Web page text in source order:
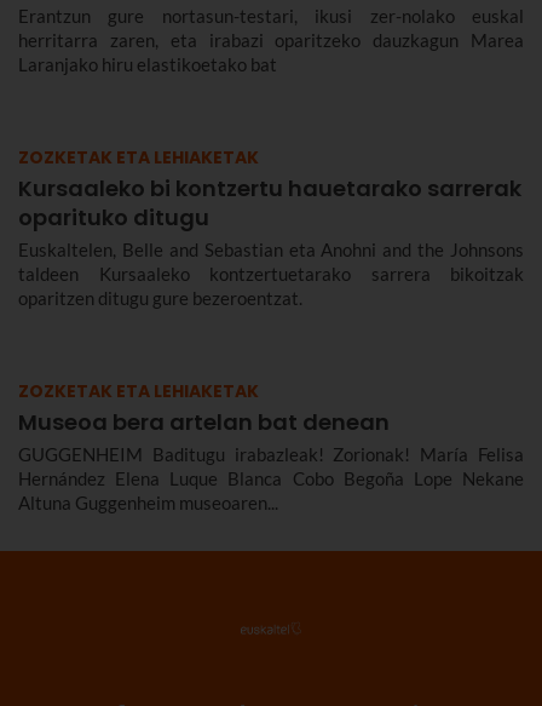
Erantzun gure nortasun-testari, ikusi zer-nolako euskal
herritarra zaren, eta irabazi oparitzeko dauzkagun Marea
Laranjako hiru elastikoetako bat
ZOZKETAK ETA LEHIAKETAK
Kursaaleko bi kontzertu hauetarako sarrerak
oparituko ditugu
Euskaltelen, Belle and Sebastian eta Anohni and the Johnsons
taldeen Kursaaleko kontzertuetarako sarrera bikoitzak
oparitzen ditugu gure bezeroentzat.
ZOZKETAK ETA LEHIAKETAK
Museoa bera artelan bat denean
GUGGENHEIM Baditugu irabazleak! Zorionak! María Felisa
Hernández Elena Luque Blanca Cobo Begoña Lope Nekane
Altuna Guggenheim museoaren...